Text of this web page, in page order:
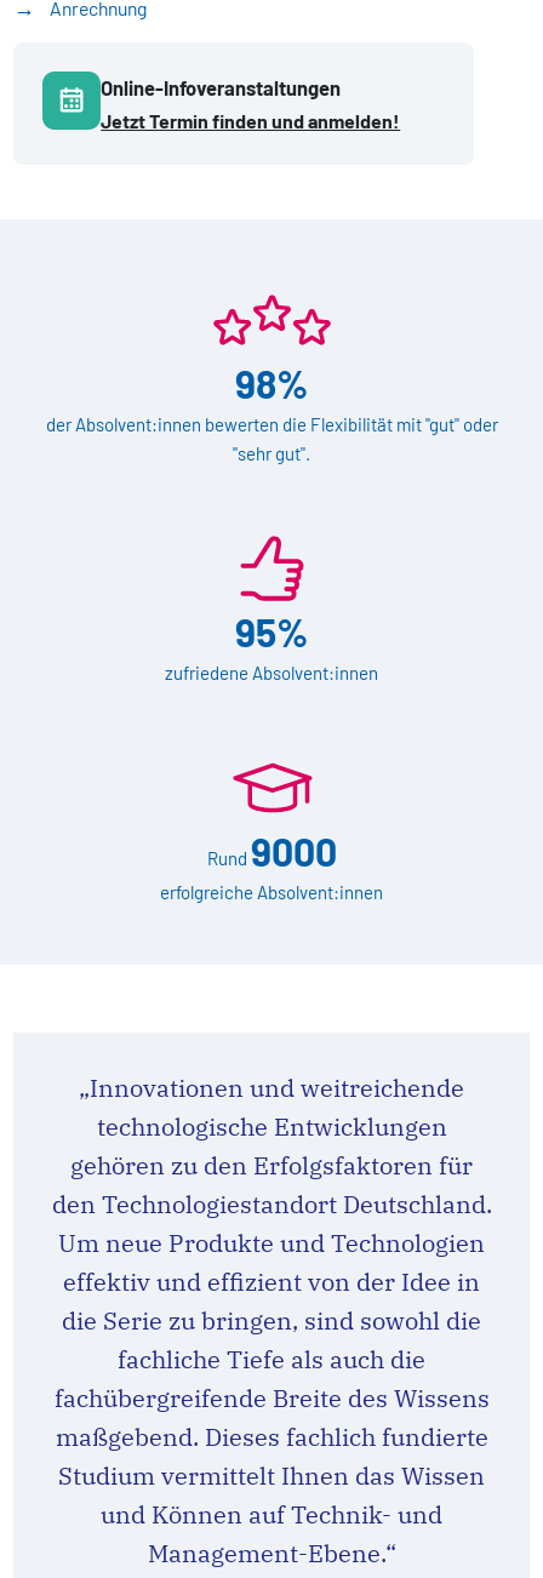
Anrechnung
Online-Infoveranstaltungen
Jetzt Termin finden und anmelden!
98%
der Absolvent:innen bewerten die Flexibilität mit "gut" oder
"sehr gut".
95%
zufriedene Absolvent:innen
Rund 9000
erfolgreiche Absolvent:innen
„Innovationen und weitreichende
technologische Entwicklungen
gehören zu den Erfolgsfaktoren für
den Technologiestandort Deutschland.
Um neue Produkte und Technologien
effektiv und effizient von der Idee in
die Serie zu bringen, sind sowohl die
fachliche Tiefe als auch die
fachübergreifende Breite des Wissens
maßgebend. Dieses fachlich fundierte
Studium vermittelt Ihnen das Wissen
und Können auf Technik- und
Management-Ebene.“